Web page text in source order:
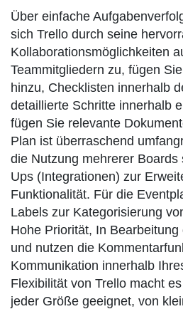
Über einfache
sich Trello durch seine
Kollaborationsmöglichkeiten
Teammitgliedern zu, fügen
hinzu, Checklisten innerhalb
detaillierte Schritte innerhalb
fügen Sie relevante
Plan ist überraschend
die Nutzung mehrerer
Ups (Integrationen) zur
Funktionalität. Für die
Labels zur Kategorisierung
Hohe Priorität, In
und nutzen die
Kommunikation innerhalb
Flexibilität von Trello macht
jeder Größe geeignet, von